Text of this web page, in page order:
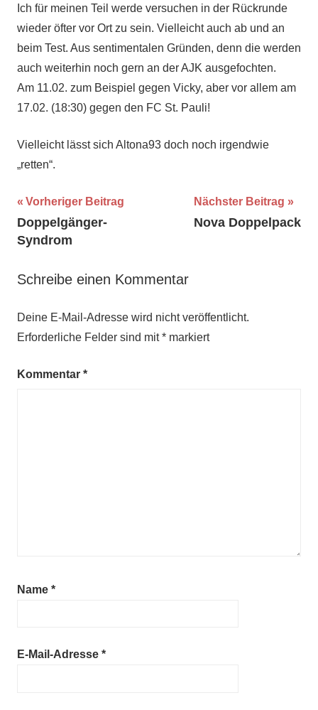
Ich für meinen Teil werde versuchen in der Rückrunde
wieder öfter vor Ort zu sein. Vielleicht auch ab und an
beim Test. Aus sentimentalen Gründen, denn die werden
auch weiterhin noch gern an der AJK ausgefochten.
Am 11.02. zum Beispiel gegen Vicky, aber vor allem am
17.02. (18:30) gegen den FC St. Pauli!
Vielleicht lässt sich Altona93 doch noch irgendwie
„retten“.
Beitragsnavigation
Vorheriger Beitrag
Doppelgänger-
Syndrom
Nächster Beitrag
Nova Doppelpack
Schreibe einen Kommentar
Deine E-Mail-Adresse wird nicht veröffentlicht.
Erforderliche Felder sind mit* markiert
Kommentar *
Name *
E-Mail-Adresse *